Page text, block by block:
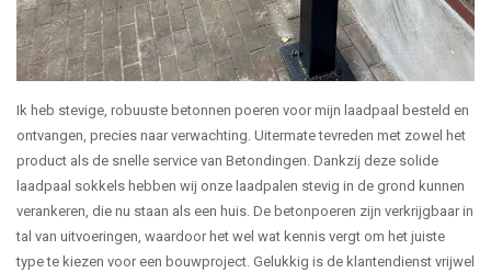
Ik heb stevige, robuuste betonnen poeren voor mijn laadpaal besteld en
ontvangen, precies naar verwachting. Uitermate tevreden met zowel het
product als de snelle service van Betondingen. Dankzij deze solide
laadpaal sokkels hebben wij onze laadpalen stevig in de grond kunnen
verankeren, die nu staan als een huis. De betonpoeren zijn verkrijgbaar in
tal van uitvoeringen, waardoor het wel wat kennis vergt om het juiste
type te kiezen voor een bouwproject. Gelukkig is de klantendienst vrijwel